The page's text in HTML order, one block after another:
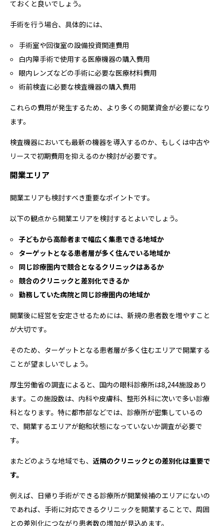
ておくと良いでしょう。
手術を行う場合、具体的には、
手術室や回復室の設備投資関連費用
白内障手術で使用する医療機器の購入費用
眼内レンズなどの手術に必要な医療材料費用
術前検査に必要な検査機器の購入費用
これらの費用が発生するため、より多くの開業資金が必要になり
ます。
検査機器においても最新の機器を導入するのか、もしくは中古や
リースで初期費用を抑えるのか検討が必要です。
開業エリア
開業エリアも検討すべき重要なポイントです。
以下の観点から開業エリアを検討するとよいでしょう。
子どもから高齢者まで幅広く集患できる地域か
ターゲットとなる患者層が多く住んでいる地域か
同じ診療圏内で競合となるクリニックはあるか
競合のクリニックと差別化できるか
勤務していた病院と同じ診療圏内の地域か
開業後に経営を安定させるためには、新規の患者数を増やすこと
が大切です。
そのため、ターゲットとなる患者層が多く住むエリアで開業する
ことが望ましいでしょう。
厚生労働省の調査によると、国内の眼科診療所は8,244施設あり
ます。この施設数は、内科や皮膚科、整形外科に次いで多い診療
科となります。特に都市部などでは、診療所が密集しているの
で、開業するエリアが飽和状態になっていないか調査が必要で
す。
またどのような地域でも、 近隣のクリニックとの差別化は重要で
す。
例えば、日帰り手術ができる診療所が開業候補のエリアにないの
であれば、手術に対応できるクリニックを開業することで、周囲
との差別化につながり患者数の増加が見込めます。